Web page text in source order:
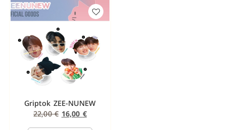
Griptok ZEE-NUNEW
22,00€ 16,00 €